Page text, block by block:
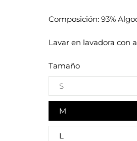
Composición: 93%
Lavar en lavadora con
Tamaño
S
M
L